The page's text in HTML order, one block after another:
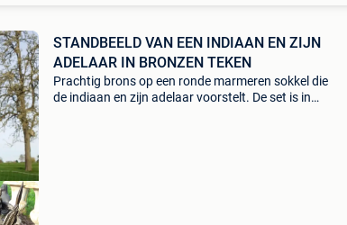
STANDBEELD VAN EEN INDIAAN EN ZIJN
ADELAAR IN BRONZEN TEKEN
Prachtig brons op een ronde marmeren sokkel die
de indiaan en zijn adelaar voorstelt. De set is in